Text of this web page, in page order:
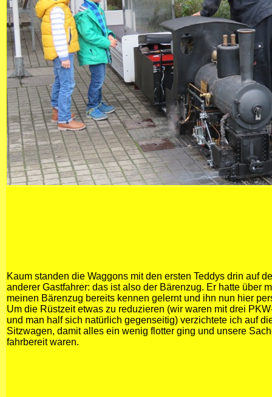
Kaum standen die Waggons mit den ersten Teddys drin auf
anderer Gastfahrer: das ist also der Bärenzug. Er hatte über
meinen Bärenzug bereits kennen gelernt und ihn nun hier
Um die Rüstzeit etwas zu reduzieren (wir waren mit drei
und man half sich natürlich gegenseitig) verzichtete ich auf
Sitzwagen, damit alles ein wenig flotter ging und unsere
fahrbereit waren.